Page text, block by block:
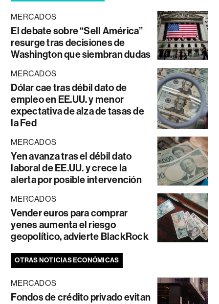
MERCADOS
El debate sobre “Sell América”
resurge tras decisiones de
Washington que siembran dudas
MERCADOS
Dólar cae tras débil dato de
empleo en EE.UU. y menor
expectativa de alza de tasas de
la Fed
MERCADOS
Yen avanza tras el débil dato
laboral de EE.UU. y crece la
alerta por posible intervención
MERCADOS
Vender euros para comprar
yenes aumenta el riesgo
geopolítico, advierte BlackRock
OTRAS NOTICIAS ECONÓMICAS
MERCADOS
Fondos de crédito privado evitan